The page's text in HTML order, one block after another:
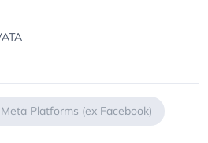
Meta Platforms (ex Facebook)